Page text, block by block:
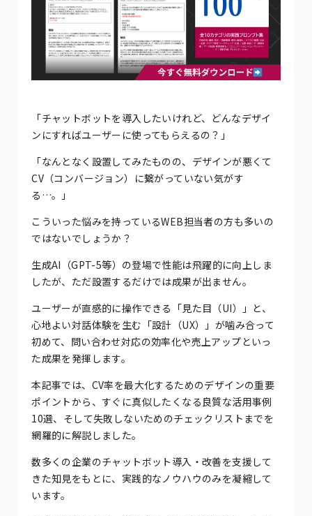
「チャットボットを導入したいけれど、どんなデザイ
ンにすればユーザーに使ってもらえるの？」
「なんとなく設置してみたものの、デザインが悪くて
CV（コンバージョン）に繋がっていない気がす
る…。」
こういった悩みを持っているWEB担当者の方も多いの
ではないでしょうか？
生成AI（GPT-5等）の登場で性能は飛躍的に向上しま
したが、ただ設置するだけでは成果が出ません。
ユーザーが直感的に操作できる「見た目（UI）」と、
心地よい対話体験を生む「設計（UX）」が噛み合って
初めて、問い合わせ対応の効率化や売上アップといっ
た成果を発揮します。
本記事では、CV率を最大化するためのデザインの重要
ポイントから、すぐに真似したくなる良質な活用事例
10選、そして失敗しないためのチェックリストまでを
網羅的に解説しました。
数多くの企業のチャットボット導入・改善を支援して
きた知見をもとに、実践的なノウハウのみを凝縮して
います。